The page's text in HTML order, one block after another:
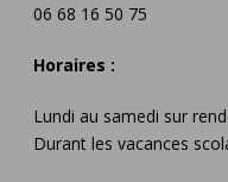
06 68 16 50 75
Horaires :
Lundi au samedi sur
Durant les vacances